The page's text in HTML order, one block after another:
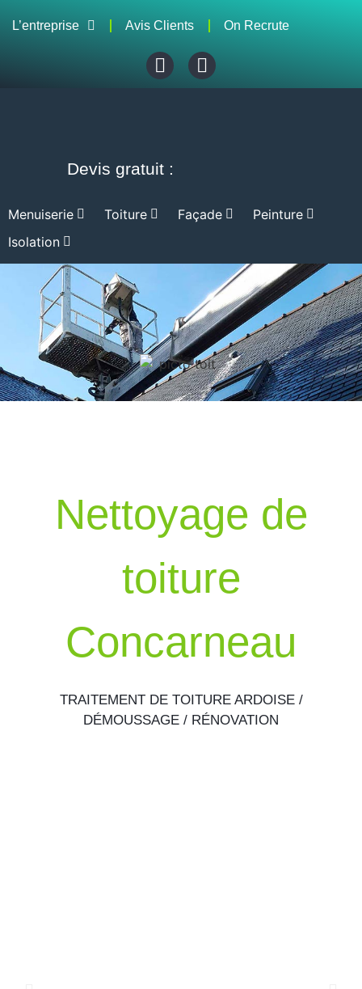
L’entreprise Avis Clients On Recrute
Devis gratuit :
Menuiserie Toiture Façade
Peinture
Isolation
Nettoyage de
toiture
Concarneau
TRAITEMENT DE TOITURE ARDOISE /
DÉMOUSSAGE / RÉNOVATION